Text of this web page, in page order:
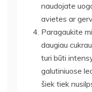
naudojate
avietes ar
Paragaukite
daugiau
turi būti
galutiniuose
šiek tiek